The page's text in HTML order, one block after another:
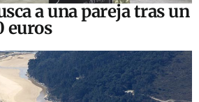
a una pareja tras un
euros